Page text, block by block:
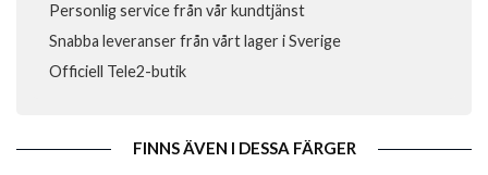
Personlig service från vår kundtjänst
Snabba leveranser från vårt lager i Sverige
Officiell Tele2-butik
FINNS ÄVEN I DESSA FÄRGER